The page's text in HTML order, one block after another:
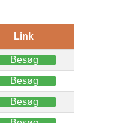
Link
Besøg
Besøg
Besøg